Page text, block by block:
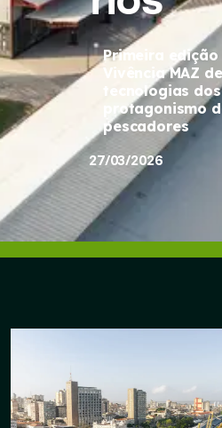
Primeira edição
Vivência MAZ
tecnologias
protagonismo
pescadores
27/03/2026